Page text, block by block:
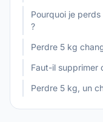
Pourquoi je
?
Perdre 5 kg
Faut-il supprimer
Perdre 5 kg, un